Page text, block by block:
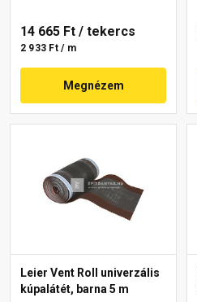
14 665 Ft / tekercs
2 933 Ft / m
Megnézem
Leier Vent Roll univerzális
kúpalátét, barna 5 m